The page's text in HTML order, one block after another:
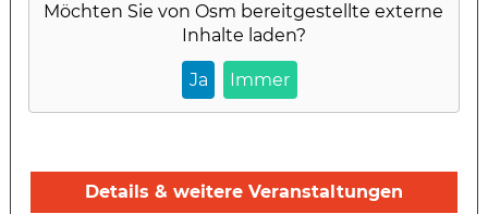
Möchten Sie vonOsm bereitgestellte externe
Inhalte laden?
Ja Immer
Details & weitere Veranstaltungen